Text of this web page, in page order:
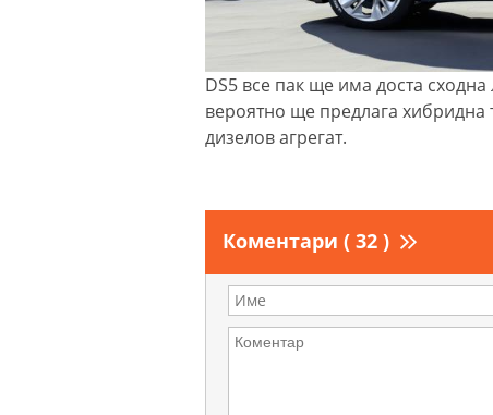
DS5 все пак ще има доста
вероятно ще предлага хибридна
дизелов агрегат.
Коментари ( 32 )